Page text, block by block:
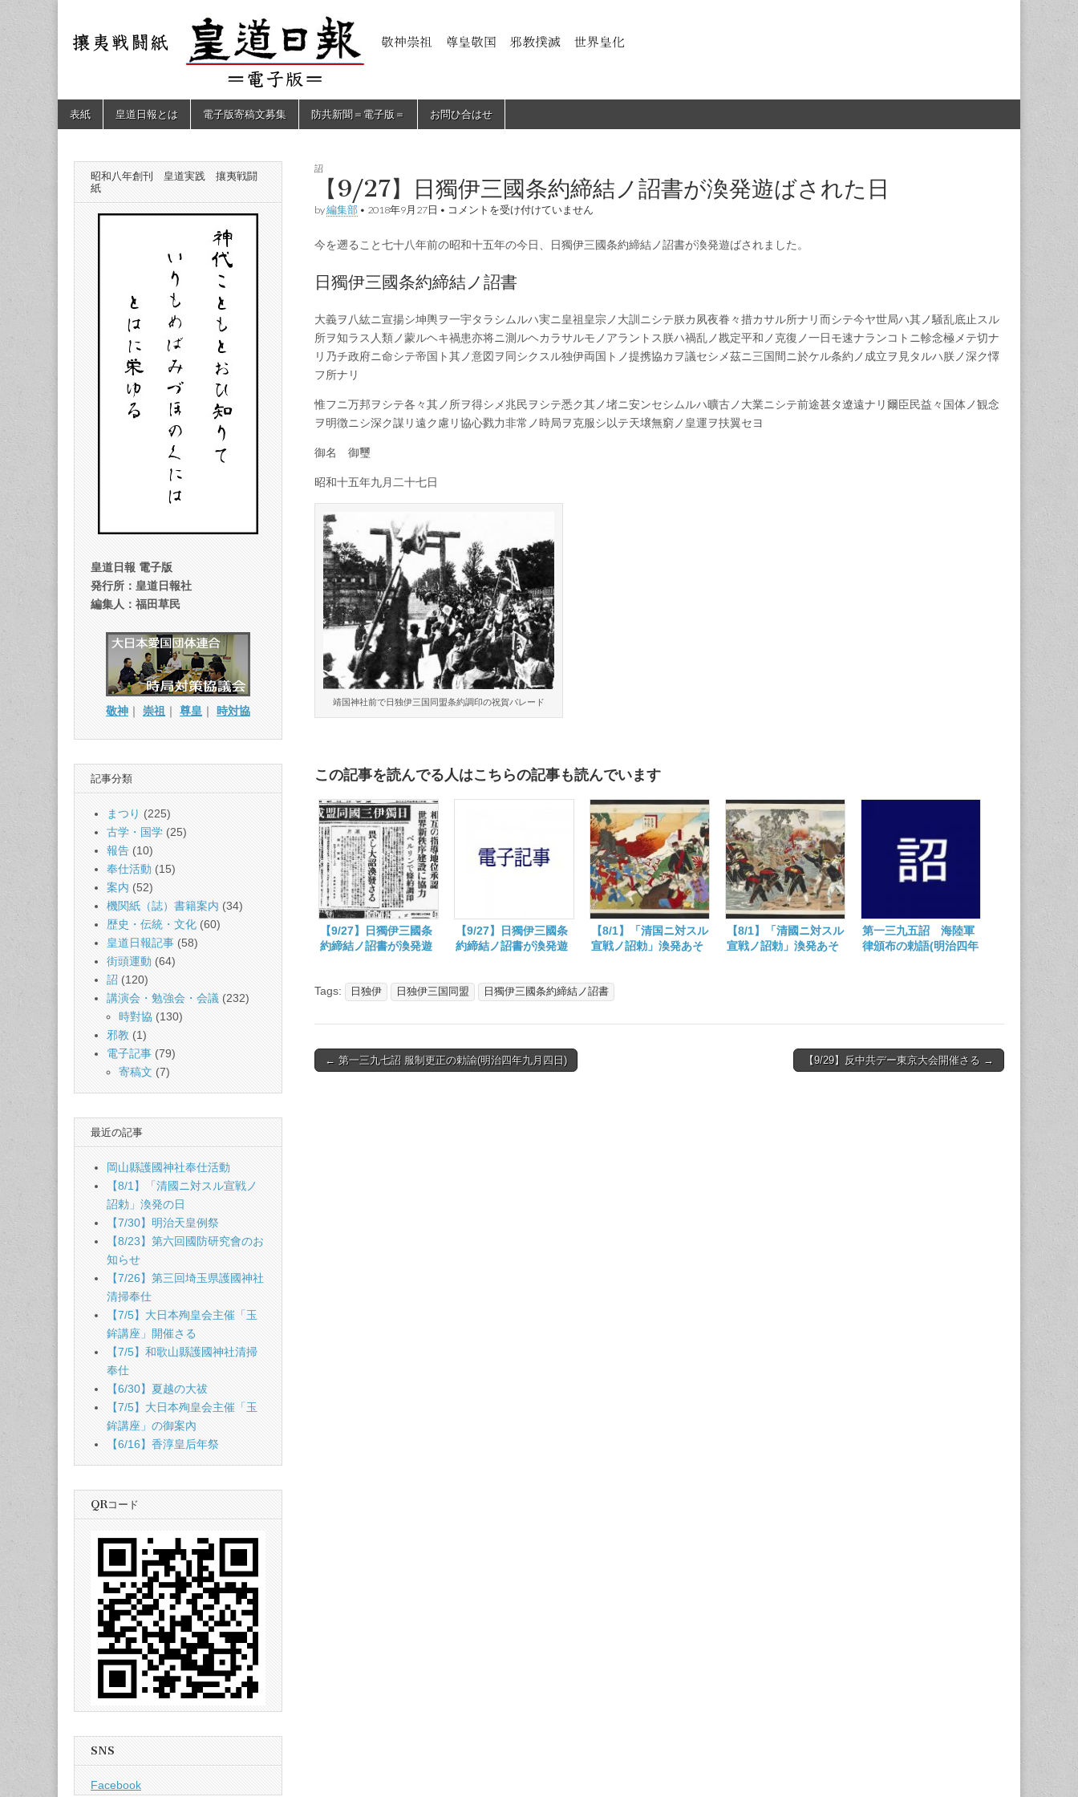
皇道
（防
共新
聞）
敬神
｜崇
祖｜
年創
刊
皇道
践
攘夷
戦闘
Main
menu
Skip
表紙 皇道日報とは 電子版寄稿文募集 防共新聞＝電子版＝ お問ひ合はせ
詔
【9/27】日獨伊三國条約締結ノ詔書が渙発遊ばされた日
by編集部 • 2018年9月27日 • 【9/27】
伊
國
条
ノ
詔
書
発
ば
コメントを受け付けていません
今を遡ること七十八年前の昭和十五年の今日、日獨伊三國条約締結ノ詔書が渙発遊ばされました。
日獨伊三國条約締結ノ詔書
大義ヲ八紘ニ宣揚シ坤輿ヲ一宇タラシムルハ実ニ皇祖皇宗ノ大訓ニシテ朕カ夙夜眷々措カサル所ナリ而シテ今ヤ世局ハ其ノ騒乱底止スル
所ヲ知ラス人類ノ蒙ルヘキ禍患亦将ニ測ルヘカラサルモノアラントス朕ハ禍乱ノ戡定平和ノ克復ノ一日モ速ナランコトニ軫念極メテ切ナ
リ乃チ政府ニ命シテ帝国ト其ノ意図ヲ同シクスル独伊両国トノ提携協カヲ議セシメ茲ニ三国間ニ於ケル条約ノ成立ヲ見タルハ朕ノ深ク懌
フ所ナリ
惟フニ万邦ヲシテ各々其ノ所ヲ得シメ兆民ヲシテ悉ク其ノ堵ニ安ンセシムルハ曠古ノ大業ニシテ前途甚タ遼遠ナリ爾臣民益々国体ノ観念
ヲ明徴ニシ深ク謀リ遠ク慮リ協心戮力非常ノ時局ヲ克服シ以テ天壌無窮ノ皇運ヲ扶翼セヨ
御名 御璽
昭和十五年九月二十七日
靖国神社前で日独伊三国同盟条約調印の祝賀パレード
この記事を読んでる人はこちらの記事も読んでいます
【9/27】日獨伊三國条
約締結ノ詔書が渙発遊
【9/27】日獨伊三國条
約締結ノ詔書が渙発遊
【8/1】「清国ニ対スル
宣戦ノ詔勅」渙発あそ
【8/1】「清國ニ対スル
宣戦ノ詔勅」渙発あそ
第一三九五詔 海陸軍
律頒布の勅語(明治四年
Tags: 日独伊 日独伊三国同盟 日獨伊三國条約締結ノ詔書
Post
← 第一三九七詔 服制更正の勅諭(明治四年九月四日) 【9/29】反中共デー東京大会開催さる →
昭和八年創刊 皇道実践 攘夷戦闘
紙
皇道日報 電子版
発行所：皇道日報社
編集人：福田草民
敬神 ｜ 崇祖 ｜ 尊皇 ｜ 時対協
記事分類
まつり (225)
古学・国学 (25)
報告 (10)
奉仕活動 (15)
案内 (52)
機関紙（誌）書籍案内 (34)
歴史・伝統・文化 (60)
皇道日報記事 (58)
街頭運動 (64)
詔 (120)
講演会・勉強会・会議 (232)
時對協 (130)
邪教 (1)
電子記事 (79)
寄稿文 (7)
最近の記事
岡山縣護國神社奉仕活動
【8/1】「清國ニ対スル宣戦ノ
詔勅」渙発の日
【7/30】明治天皇例祭
【8/23】第六回國防研究會のお
知らせ
【7/26】第三回埼玉県護國神社
清掃奉仕
【7/5】大日本殉皇会主催「玉
鉾講座」開催さる
【7/5】和歌山縣護國神社清掃
奉仕
【6/30】夏越の大祓
【7/5】大日本殉皇会主催「玉
鉾講座」の御案內
【6/16】香淳皇后年祭
QRコード
SNS
Facebook